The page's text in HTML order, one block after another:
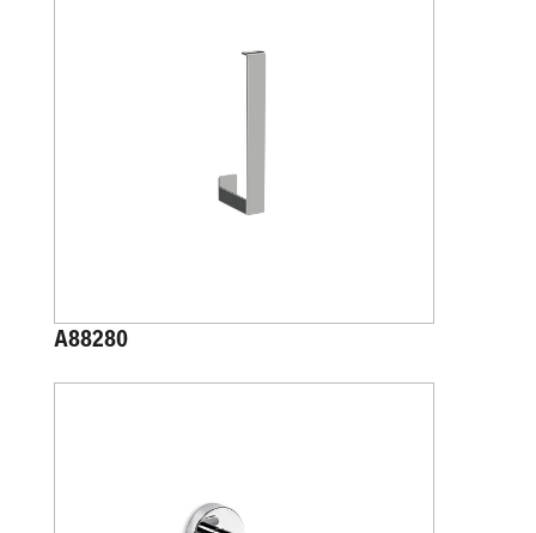
A88280